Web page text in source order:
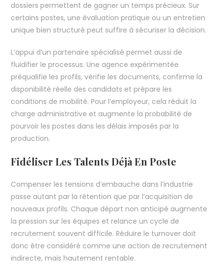
dossiers permettent de gagner un temps précieux. Sur
certains postes, une évaluation pratique ou un entretien
unique bien structuré peut suffire à sécuriser la décision.
L’appui d’un partenaire spécialisé permet aussi de
fluidifier le processus. Une agence expérimentée
préqualifie les profils, vérifie les documents, confirme la
disponibilité réelle des candidats et prépare les
conditions de mobilité. Pour l’employeur, cela réduit la
charge administrative et augmente la probabilité de
pourvoir les postes dans les délais imposés par la
production.
Fidéliser Les Talents Déjà En Poste
Compenser les tensions d’embauche dans l’industrie
passe autant par la rétention que par l’acquisition de
nouveaux profils. Chaque départ non anticipé augmente
la pression sur les équipes et relance un cycle de
recrutement souvent difficile. Réduire le turnover doit
donc être considéré comme une action de recrutement
indirecte, mais hautement rentable.